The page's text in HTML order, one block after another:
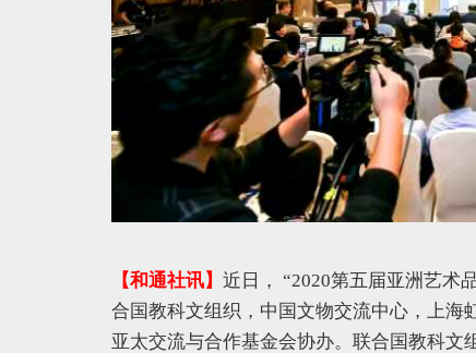
【和通社讯】 近日， “2020第五届亚洲艺术
合国教科文组织，中国文物交流中心，上海
亚太交流与合作基金会协办。联合国教科文